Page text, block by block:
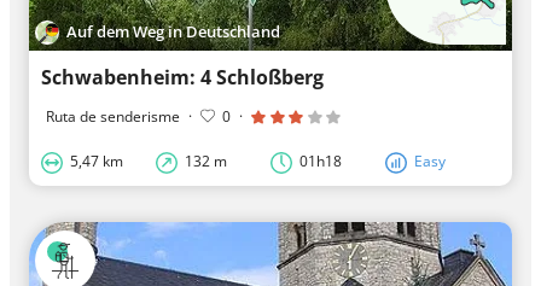
Auf dem Weg in Deutschland
Schwabenheim: 4 Schloßberg
Ruta de senderisme · 0 ·
5,47 km 132 m 01h18 Easy